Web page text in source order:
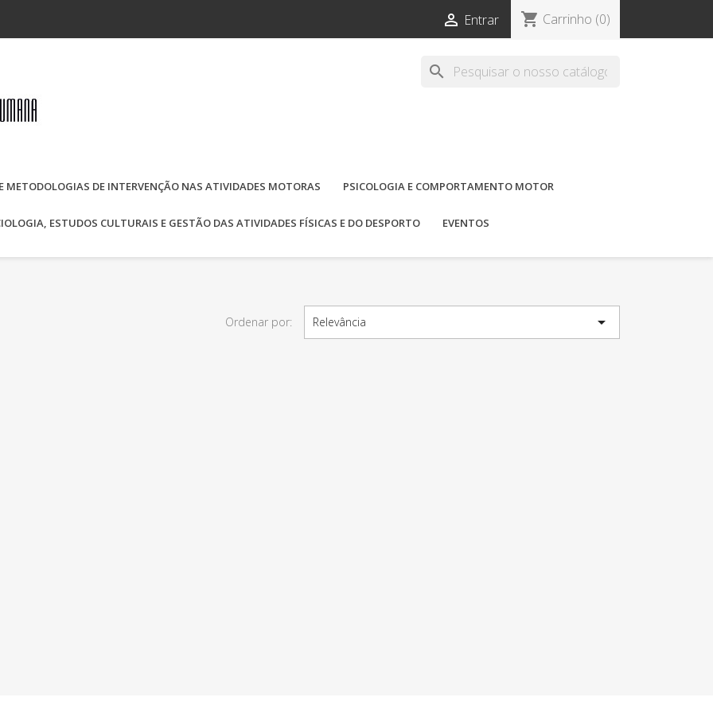
 Entrar shopping_cart Carrinho (0)
search
METODOLOGIAS DE INTERVENÇÃO NAS ATIVIDADES MOTORAS PSICOLOGIA E COMPORTAMENTO MOTOR
ESTUDOS CULTURAIS E GESTÃO DAS ATIVIDADES FÍSICAS E DO DESPORTO EVENTOS
Ordenar por: Relevância 